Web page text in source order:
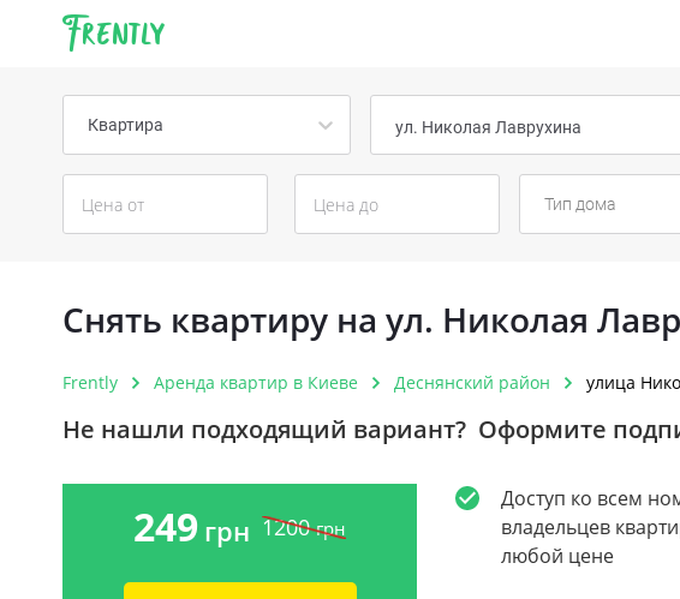
Frently
Квартира ул. Николая Лаврухина
Тип дома
Снять квартиру на ул. Николая
Frently Аренда квартир в Киеве Деснянский район улица
Не нашли подходящий вариант? Оформите
249 грн 1200 грн
Доступ ко всем
владельцев
любой цене